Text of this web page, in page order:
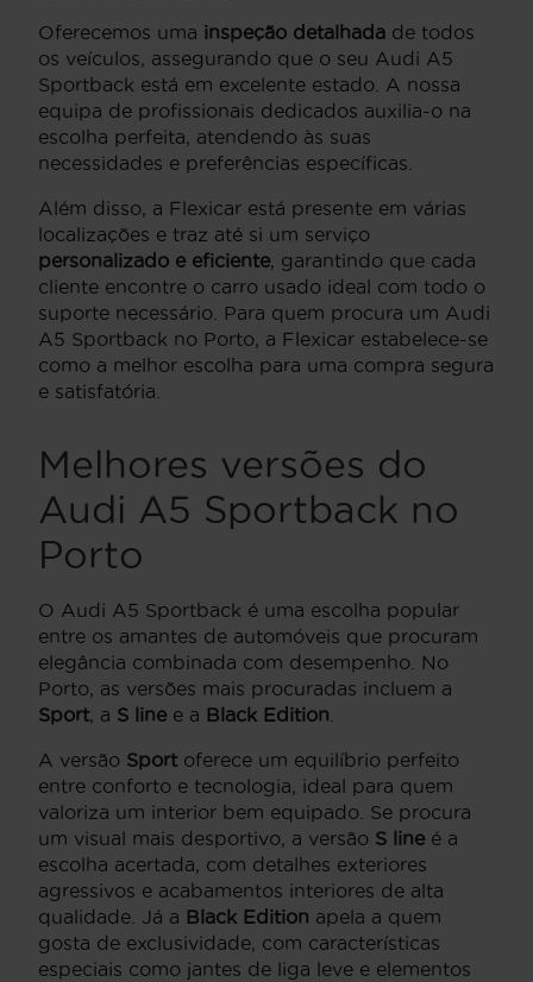
Oferecemos uma inspeção detalhada de todos
os veículos, assegurando que o seu Audi A5
Sportback está em excelente estado. A nossa
equipa de profissionais dedicados auxilia-o na
escolha perfeita, atendendo às suas
necessidades e preferências específicas.
Além disso, a Flexicar está presente em várias
localizações e traz até si um serviço
personalizado e eficiente, garantindo que cada
cliente encontre o carro usado ideal com todo o
suporte necessário. Para quem procura um Audi
A5 Sportback no Porto, a Flexicar estabelece-se
como a melhor escolha para uma compra segura
e satisfatória.
Melhores versões do
Audi A5 Sportback no
Porto
O Audi A5 Sportback é uma escolha popular
entre os amantes de automóveis que procuram
elegância combinada com desempenho. No
Porto, as versões mais procuradas incluem a
Sport, a S line e a Black Edition
A versão Sport oferece um equilíbrio perfeito
entre conforto e tecnologia, ideal para quem
valoriza um interior bem equipado. Se procura
um visual mais desportivo, a versão S line é a
escolha acertada, com detalhes exteriores
agressivos e acabamentos interiores de alta
qualidade. Já a Black Edition apela a quem
gosta de exclusividade, com características
especiais como jantes de liga leve e elementos